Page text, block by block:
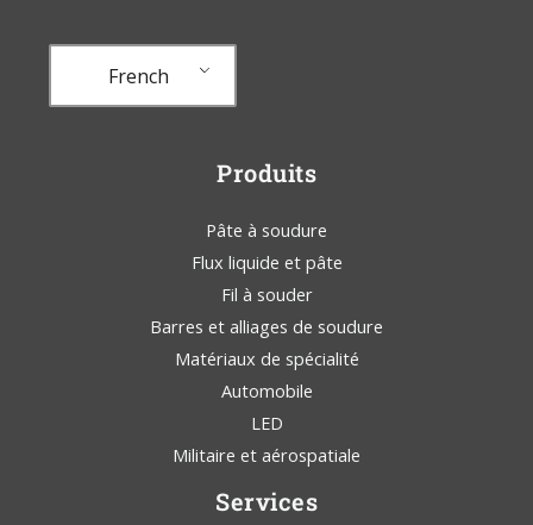
French
Produits
Pâte à soudure
Flux liquide et pâte
Fil à souder
Barres et alliages de soudure
Matériaux de spécialité
Automobile
LED
Militaire et aérospatiale
Services